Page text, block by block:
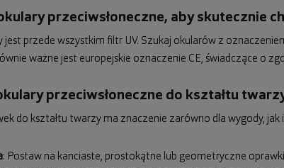
przeciwsłoneczne, aby skutecznie
jest przede wszystkim filtr UV. Szukaj okularów z
ważne jest europejskie oznaczenie CE, świadczące o
przeciwsłoneczne do kształtu
do kształtu twarzy ma znaczenie zarówno dla wygody,
: Postaw na kanciaste, prostokątne lub geometryczne